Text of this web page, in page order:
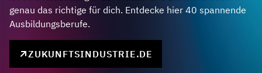
genau das richtige für dich. Entdecke hier 40 spannende
Ausbildungsberufe.
ZUKUNFTSINDUSTRIE.DE